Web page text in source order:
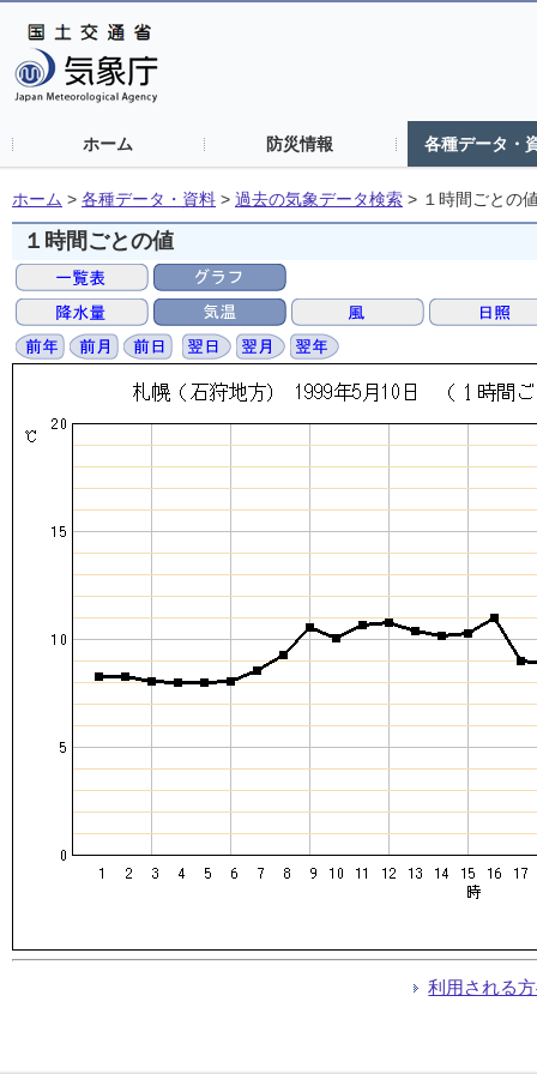
ホーム 防災情報 各種データ・
ホーム > 各種データ・資料 > 過去の気象データ検索 > １時間ごとの
１時間ごとの値
利用される